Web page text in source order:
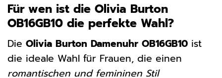
Für wen ist die Olivia Burton
OB16GB10 die perfekte Wahl?
Die Olivia Burton Damenuhr OB16GB10 ist
die ideale Wahl für Frauen, die einen
romantischen und femininen Stil